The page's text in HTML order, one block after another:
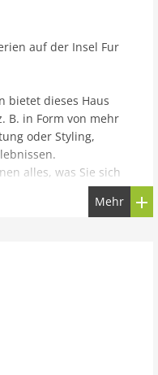
auf der Insel Fur
bietet dieses Haus
B. in Form von mehr
oder Styling,
alles, was Sie sich
Erleben Sie das
die Zeit gemeinsam
im Wohnraum im
Fußball spielen oder
gemeinsam Ihre
und Ihre
Mehr